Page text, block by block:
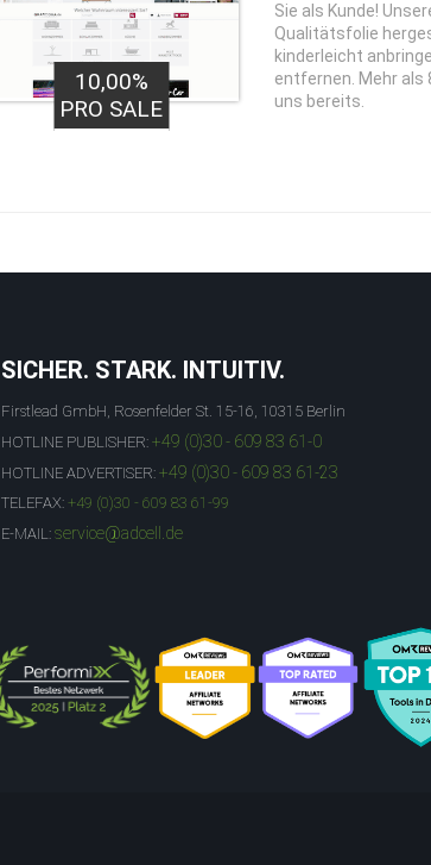
10,00%
PRO SALE
Sie als Kunde!
Qualitätsfolie
kinderleicht
entfernen. Mehr als
uns bereits.
SICHER. STARK. INTUITIV.
Firstlead GmbH, Rosenfelder St. 15-16, 10315 Berlin
HOTLINE PUBLISHER: +49 (0)30 - 609 83 61-0
HOTLINE ADVERTISER: +49 (0)30 - 609 83 61-23
TELEFAX: +49 (0)30 - 609 83 61-99
E-MAIL: service@adcell.de